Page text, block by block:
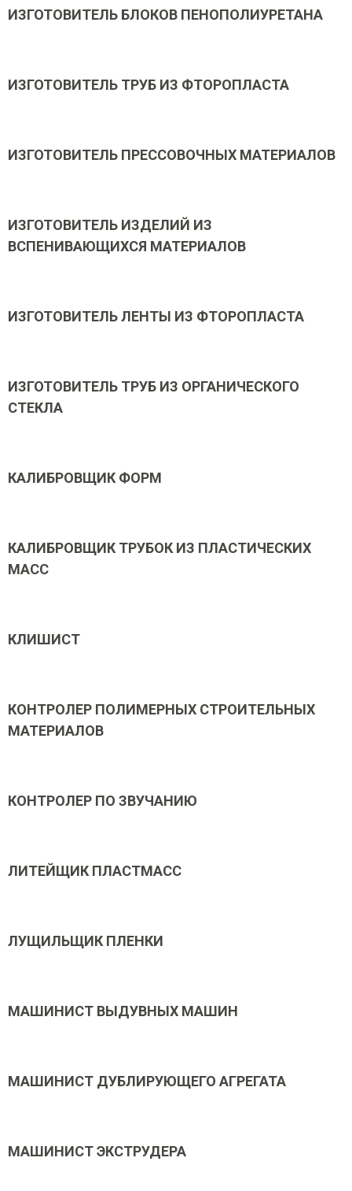
ИЗГОТОВИТЕЛЬ БЛОКОВ ПЕНОПОЛИУРЕТАНА
ИЗГОТОВИТЕЛЬ ТРУБ ИЗ ФТОРОПЛАСТА
ИЗГОТОВИТЕЛЬ ПРЕССОВОЧНЫХ МАТЕРИАЛОВ
ИЗГОТОВИТЕЛЬ ИЗДЕЛИЙ ИЗ
ВСПЕНИВАЮЩИХСЯ МАТЕРИАЛОВ
ИЗГОТОВИТЕЛЬ ЛЕНТЫ ИЗ ФТОРОПЛАСТА
ИЗГОТОВИТЕЛЬ ТРУБ ИЗ ОРГАНИЧЕСКОГО
СТЕКЛА
КАЛИБРОВЩИК ФОРМ
КАЛИБРОВЩИК ТРУБОК ИЗ ПЛАСТИЧЕСКИХ
МАСС
КЛИШИСТ
КОНТРОЛЕР ПОЛИМЕРНЫХ СТРОИТЕЛЬНЫХ
МАТЕРИАЛОВ
КОНТРОЛЕР ПО ЗВУЧАНИЮ
ЛИТЕЙЩИК ПЛАСТМАСС
ЛУЩИЛЬЩИК ПЛЕНКИ
МАШИНИСТ ВЫДУВНЫХ МАШИН
МАШИНИСТ ДУБЛИРУЮЩЕГО АГРЕГАТА
МАШИНИСТ ЭКСТРУДЕРА